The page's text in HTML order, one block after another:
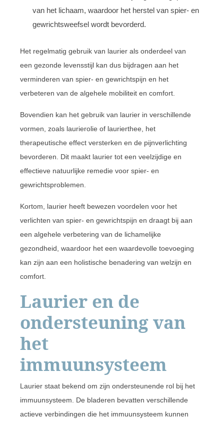
van het lichaam, waardoor het herstel van spier- en
gewrichtsweefsel wordt bevorderd.
Het regelmatig gebruik van laurier als onderdeel van
een gezonde levensstijl kan dus bijdragen aan het
verminderen van spier- en gewrichtspijn en het
verbeteren van de algehele mobiliteit en comfort.
Bovendien kan het gebruik van laurier in verschillende
vormen, zoals laurierolie of laurierthee, het
therapeutische effect versterken en de pijnverlichting
bevorderen. Dit maakt laurier tot een veelzijdige en
effectieve natuurlijke remedie voor spier- en
gewrichtsproblemen.
Kortom, laurier heeft bewezen voordelen voor het
verlichten van spier- en gewrichtspijn en draagt bij aan
een algehele verbetering van de lichamelijke
gezondheid, waardoor het een waardevolle toevoeging
kan zijn aan een holistische benadering van welzijn en
comfort.
Laurier en de
ondersteuning van
het
immuunsysteem
Laurier staat bekend om zijn ondersteunende rol bij het
immuunsysteem. De bladeren bevatten verschillende
actieve verbindingen die het immuunsysteem kunnen